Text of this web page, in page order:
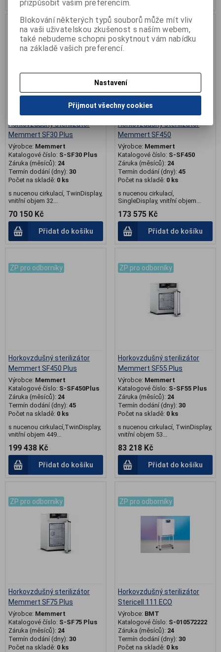
ZP pro odborníky
Horkovzdušný sterilizátor
Memmert SF30 Plus
Výrobce: Memmert
Katalogové číslo: S-SF30 Plus
Záruka (měsíců): 24
Termín dodání (dny): 30
Počet na skladě: 0 ks
s nucenou cirkulací, TwinDisplay,
vnitřní objem 32...
70 150 Kč
Přidat do košíku
.
ZP pro odborníky
Horkovzdušný sterilizátor
Memmert SF450
Výrobce: Memmert
Katalogové číslo: S-SF450
Záruka (měsíců): 24
Termín dodání (dny): 45
Počet na skladě: 0 ks
s nucenou cirkulací,
SingleDisplay, vnitřní objem...
173 575 Kč
Přidat do košíku
ZP pro odborníky
Horkovzdušný sterilizátor
Memmert SF450 Plus
Výrobce: Memmert
Katalogové číslo: S-SF450Plus
Záruka (měsíců): 24
Termín dodání (dny): 45
Počet na skladě: 0 ks
s nucenou cirkulací,TwinDisplay,
vnitřní objem 449...
199 438 Kč
Přidat do košíku
ZP pro odborníky
Horkovzdušný sterilizátor
Memmert SF55 Plus
Výrobce: Memmert
Katalogové číslo: S-SF55 Plus
Záruka (měsíců): 24
Termín dodání (dny): 30
Počet na skladě: 0 ks
s nucenou cirkulací, TwinDisplay,
vnitřní objem 53...
83 218 Kč
Přidat do košíku
ZP pro odborníky
Horkovzdušný sterilizátor
Memmert SF75 Plus
Výrobce: Memmert
Katalogové číslo: S-SF75 Plus
Záruka (měsíců): 24
Termín dodání (dny): 30
Počet na skladě: 0 ks
ZP pro odborníky
Horkovzdušný sterilizátor
Stericell 111 ECO
Výrobce: BMT
Katalogové číslo: S-010572222
Záruka (měsíců): 24
Termín dodání (dny): 30
Počet na skladě: 0 ks
přizpůsobit vašim preferencím.
Blokování některých typů souborů může mít vliv
na vaši uživatelskou zkušenost s naším webem,
také nebudeme schopni poskytnout vám nabídku
na základě vašich preferencí.
Nastavení
Přijmout všechny cookies